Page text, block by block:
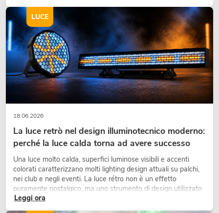
18.06.2026
La luce retrò nel design illuminotecnico moderno:
perché la luce calda torna ad avere successo
Una luce molto calda, superfici luminose visibili e accenti
colorati caratterizzano molti lighting design attuali su palchi,
nei club e negli eventi. La luce rétro non è un effetto
puramente nostalgico, ma uno strumento di design utilizzato
in modo consapevole: crea atmosfera, dona carattere alle
Leggi ora
LUCE